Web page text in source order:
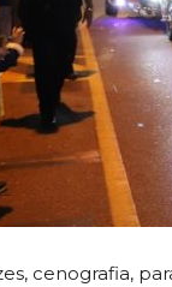
cenografia,